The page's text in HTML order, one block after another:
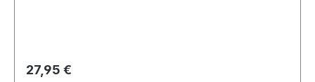
Regulärer Preis:
27,95 €